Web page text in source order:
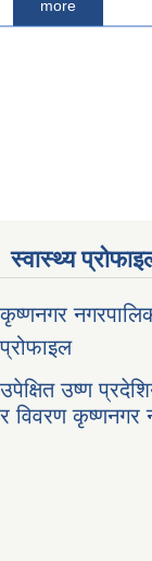
स्वास्थ्य
कृष्णनगर
प्रोफाइल
उपेक्षित उष्ण
र विवरण कृष्णनगर